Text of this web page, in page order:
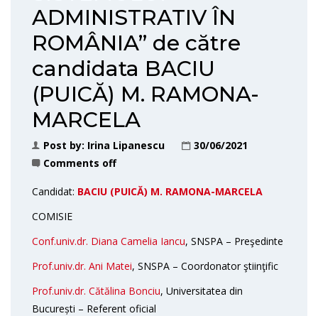
ADMINISTRATIV ÎN
ROMÂNIA” de către
candidata BACIU
(PUICĂ) M. RAMONA-
MARCELA
Post by: Irina Lipanescu
30/06/2021
Comments off
Candidat: BACIU (PUICĂ) M. RAMONA-MARCELA
COMISIE
Conf.univ.dr. Diana Camelia Iancu, SNSPA – Preşedinte
Prof.univ.dr. Ani Matei, SNSPA – Coordonator ştiinţific
Prof.univ.dr. Cătălina Bonciu, Universitatea din
București – Referent oficial